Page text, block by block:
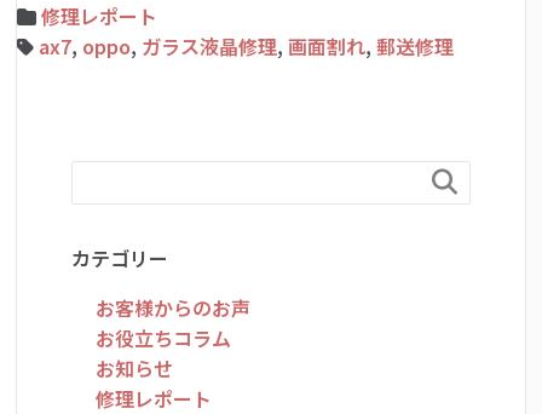
修理レポート
ax7, oppo, ガラス液晶修理,画面割れ,郵送修理

カテゴリー
お客様からのお声
お役立ちコラム
お知らせ
修理レポート